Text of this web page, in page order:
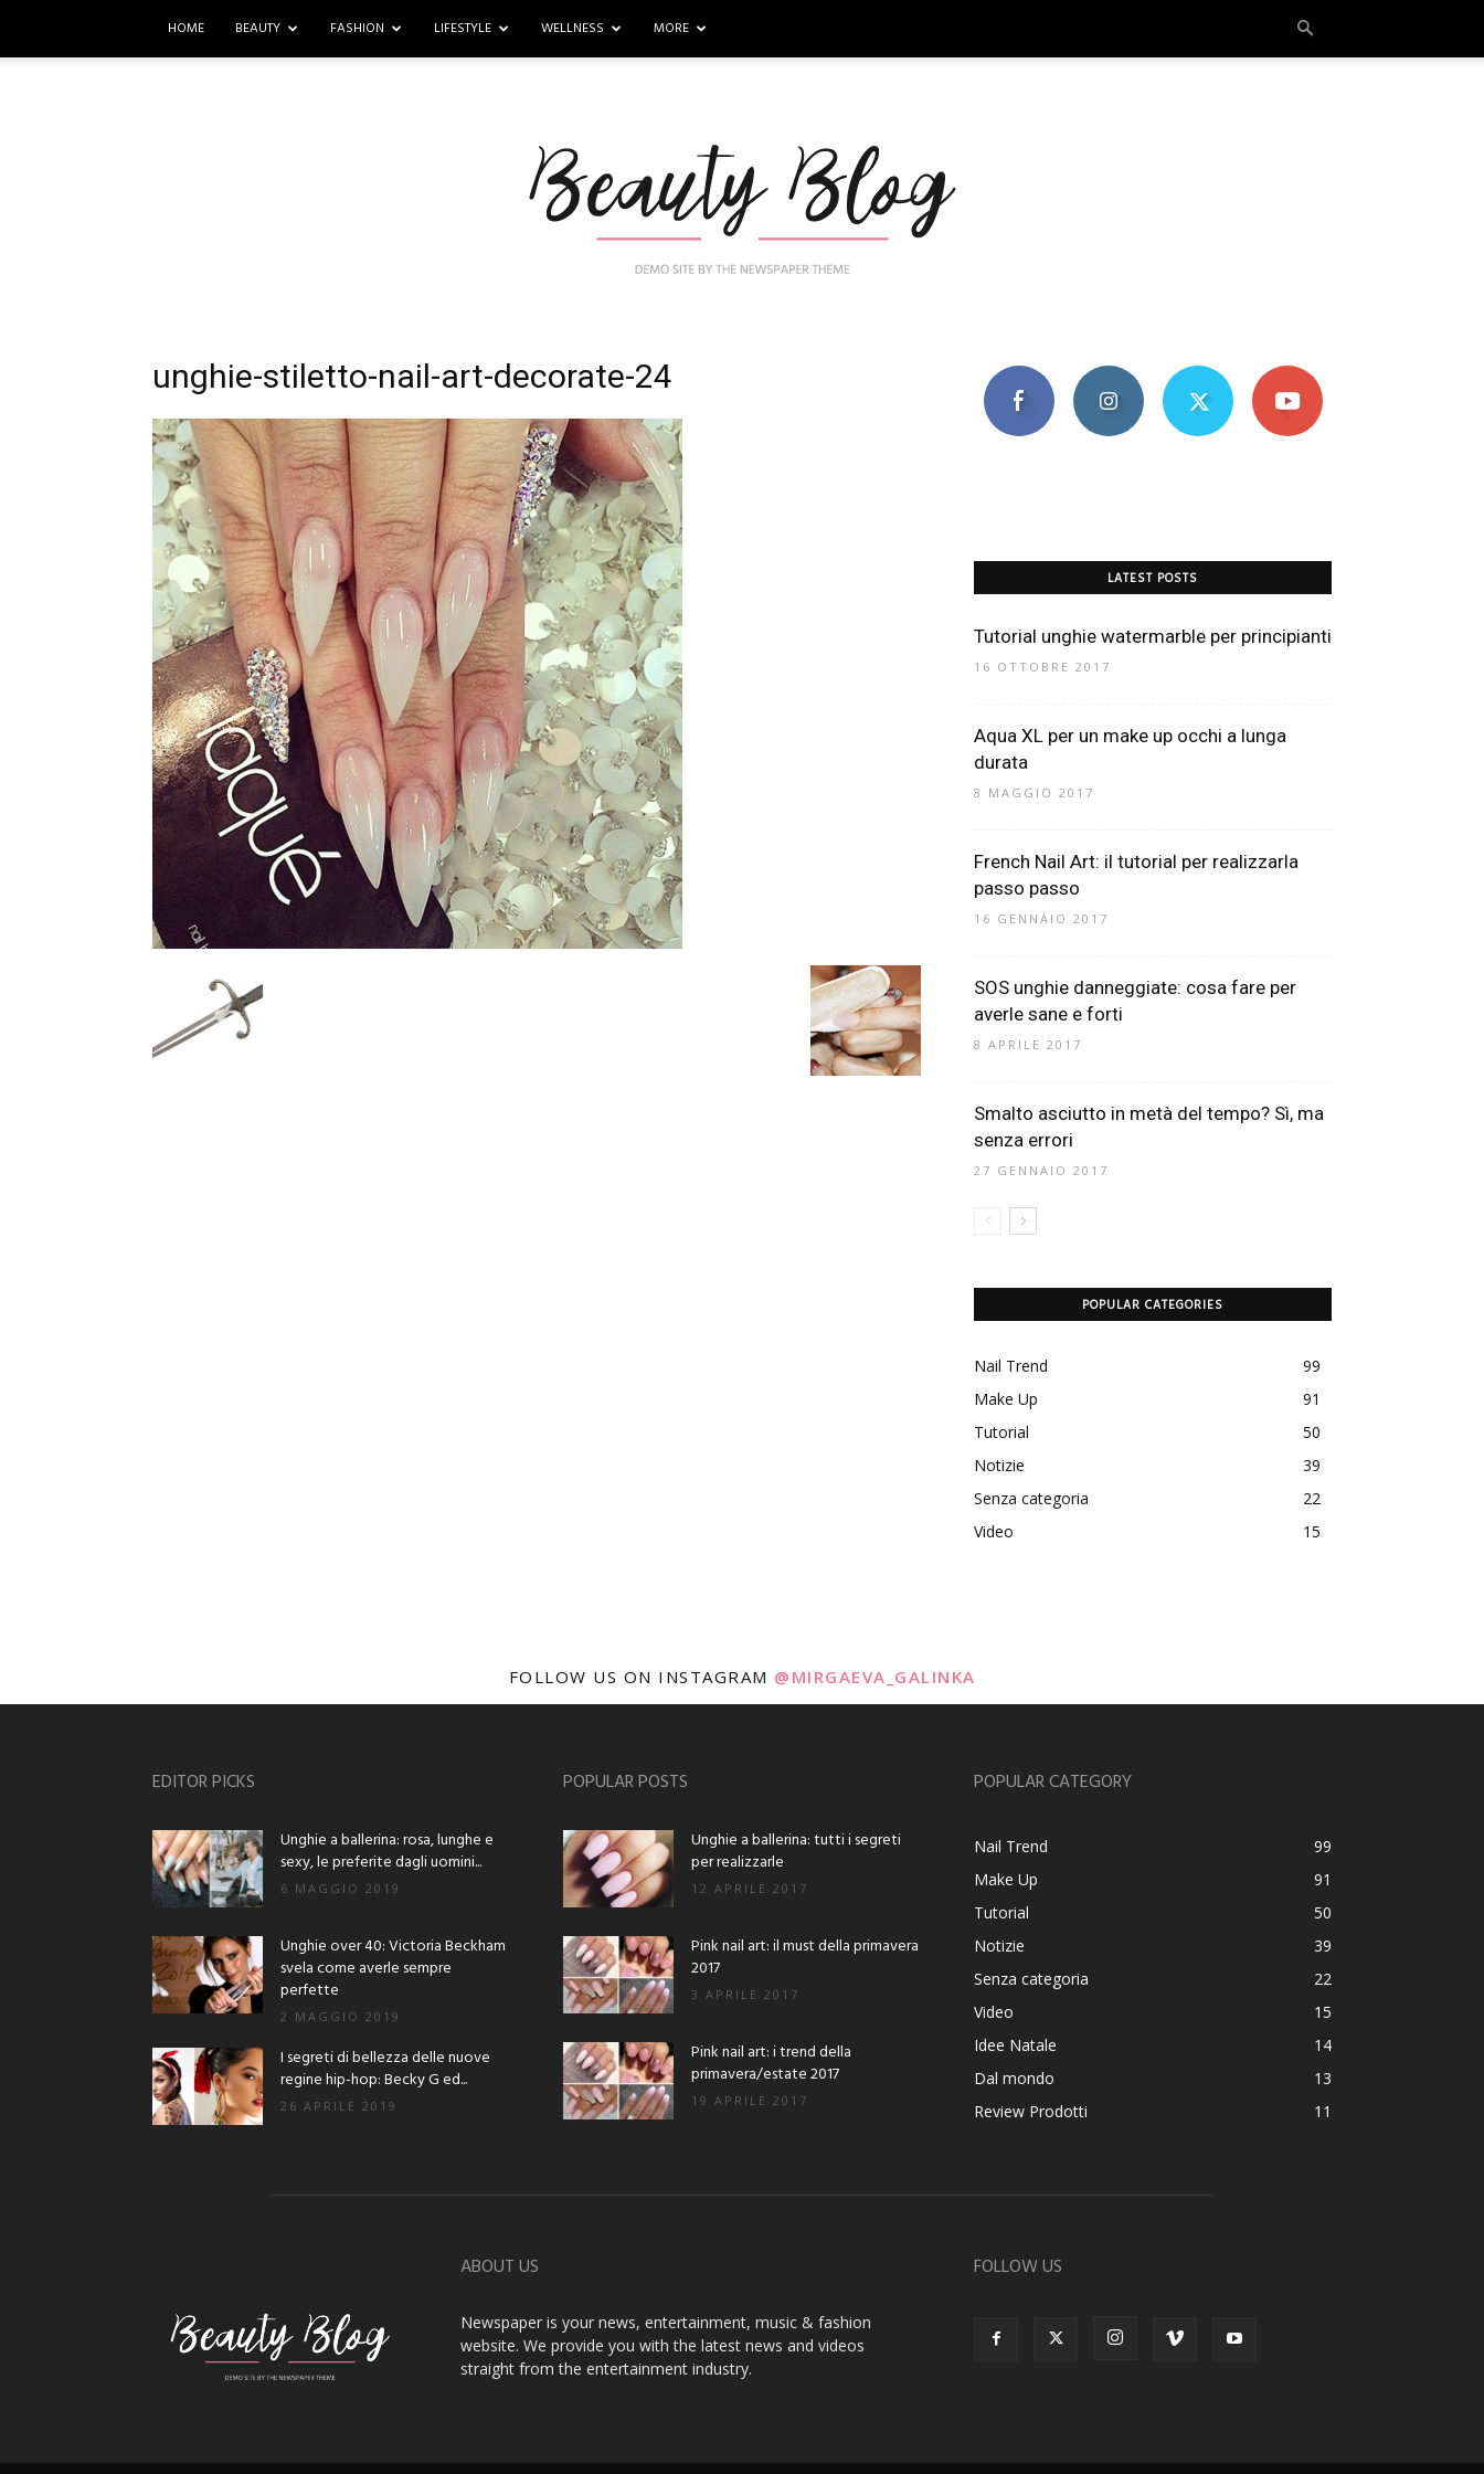
HOME BEAUTY FASHION LIFESTYLE WELLNESS MORE
unghie-stiletto-nail-art-decorate-24
LATEST POSTS
Tutorial unghie watermarble per principianti
16 OTTOBRE 2017
Aqua XL per un make up occhi a lunga
durata
8 MAGGIO 2017
French Nail Art: il tutorial per realizzarla
passo passo
16 GENNAIO 2017
SOS unghie danneggiate: cosa fare per
averle sane e forti
8 APRILE 2017
Smalto asciutto in metà del tempo? Sì, ma
senza errori
27 GENNAIO 2017
POPULAR CATEGORIES
Nail Trend
99
Make Up
91
Tutorial
50
Notizie
39
Senza categoria
22
Video
15
FOLLOW US ON INSTAGRAM @MIRGAEVA_GALINKA
EDITOR PICKS
Unghie a ballerina: rosa, lunghe e
sexy, le preferite dagli uomini...
6 MAGGIO 2019
Unghie over 40: Victoria Beckham
svela come averle sempre
perfette
2 MAGGIO 2019
I segreti di bellezza delle nuove
regine hip-hop: Becky G ed...
26 APRILE 2019
POPULAR POSTS
Unghie a ballerina: tutti i segreti
per realizzarle
12 APRILE 2017
Pink nail art: il must della primavera
2017
3 APRILE 2017
Pink nail art: i trend della
primavera/estate 2017
19 APRILE 2017
POPULAR CATEGORY
Nail Trend
99
Make Up
91
Tutorial
50
Notizie
39
Senza categoria
22
Video
15
Idee Natale
14
Dal mondo
13
Review Prodotti
11
ABOUT US
Newspaper is your news, entertainment, music & fashion
website. We provide you with the latest news and videos
straight from the entertainment industry.
FOLLOW US